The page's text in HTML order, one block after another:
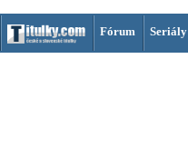
Fórum Seriály